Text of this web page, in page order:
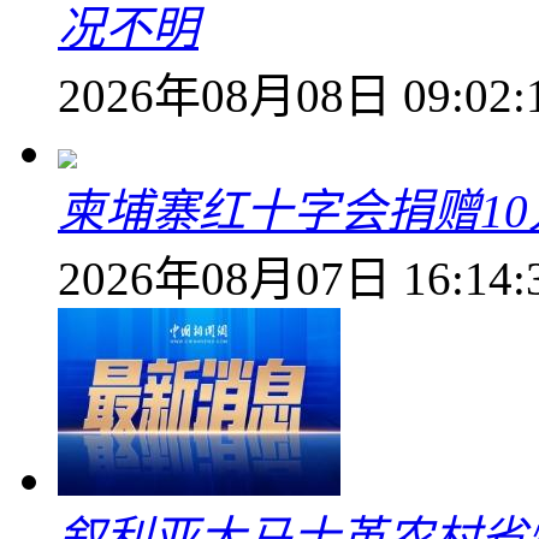
况不明
2026年08月08日
柬埔寨红十字会捐赠
2026年08月07日